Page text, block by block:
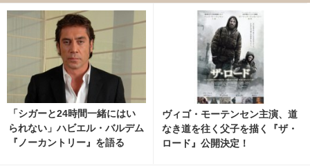
「シガーと24時間一緒にはい
られない」ハビエル・バルデム
『ノーカントリー』を語る
ヴィゴ・モーテンセン主演、道
なき道を往く父子を描く『ザ・
ロード』公開決定！